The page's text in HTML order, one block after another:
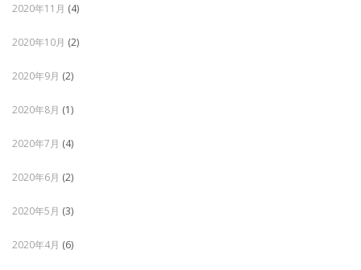
2020年11月 (4)
2020年10月 (2)
2020年9月 (2)
2020年8月 (1)
2020年7月 (4)
2020年6月 (2)
2020年5月 (3)
2020年4月 (6)